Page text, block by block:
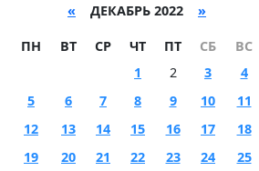
« ДЕКАБРЬ 2022 »
ПН ВТ СР ЧТ ПТ СБ
ВС
1
2 3
4
5
6 7 8 9 10
11
12
13 14 15 16 17
18
19
20 21 22 23 24
25